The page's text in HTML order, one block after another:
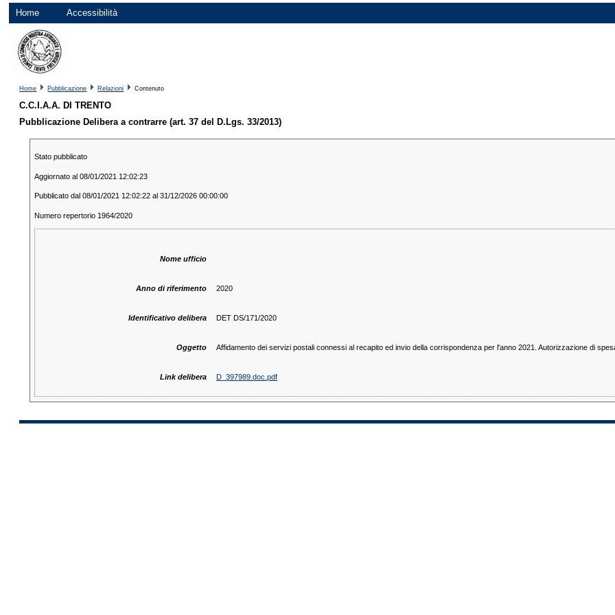
Home Accessibilità
Home Pubblicazione Relazioni Contenuto
C.C.I.A.A. DI TRENTO
Pubblicazione Delibera a contrarre (art. 37 del D.Lgs. 33/2013)
Stato pubblicato
Aggiornato al 08/01/2021 12:02:23
Pubblicato dal 08/01/2021 12:02:22 al 31/12/2026 00:00:00
Numero repertorio 1964/2020
Nome ufficio
Anno di riferimento 2020
Identificativo delibera DET DS/171/2020
Oggetto Affidamento dei servizi postali connessi al recapito ed invio della corrispondenza per l'anno 2021. Autorizzazione di
Link delibera D_397989.doc.pdf